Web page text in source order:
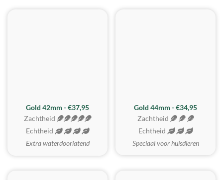
ZACHTSTE
Gold 42mm - €37,95
Zachtheid
Echtheid
Extra waterdoorlatend
Gold 44mm - €34,95
Zachtheid
Echtheid
Speciaal voor huisdieren